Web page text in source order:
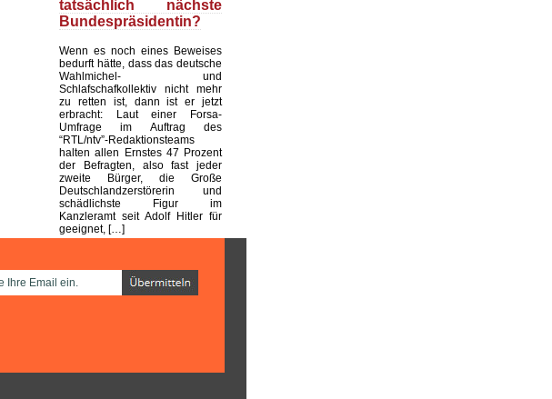
tatsächlich nächste
Bundespräsidentin?
Wenn es noch eines Beweises
bedurft hätte, dass das deutsche
Wahlmichel- und
Schlafschafkollektiv nicht mehr
zu retten ist, dann ist er jetzt
erbracht: Laut einer Forsa-
Umfrage im Auftrag des
“RTL/ntv”-Redaktionsteams
halten allen Ernstes 47 Prozent
der Befragten, also fast jeder
zweite Bürger, die Große
Deutschlandzerstörerin und
schädlichste Figur im
Kanzleramt seit Adolf Hitler für
geeignet, […]